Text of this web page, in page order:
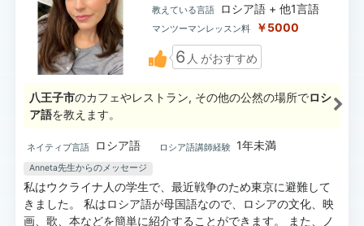
教えている言語 ロシア語 + 他1言語
マンツーマンレッスン料 ￥5000
6 人 がおすすめ
八王子市のカフェやレストラン, その他の公然の場所でロシ
ア語を教えます。
ネイティブ言語 ロシア語 ロシア語講師経験 1年未満
Anneta先生からのメッセージ
私はウクライナ人の学生で、最近戦争のため東京に避難して
きました。 私はロシア語が母国語なので、ロシアの文化、映
画、歌、本などを簡単に紹介することができます。 また、ノ